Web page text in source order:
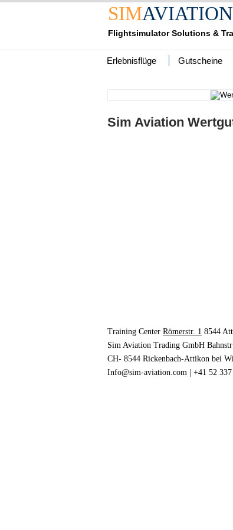
SIMAVIATION
Flightsimulator Solutions &
Erlebnisflüge Gutscheine
Sim Aviation
Training Center Römerstr. 1 8544
Sim Aviation Trading GmbH
CH- 8544 Rickenbach-Attikon bei
Info@sim-aviation.com | +41 52